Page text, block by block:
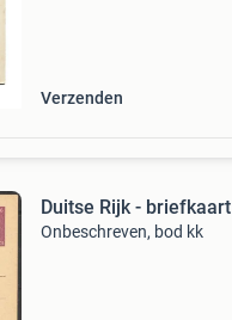
Verzenden
Duitse Rijk - briefkaart
Onbeschreven, bod kk